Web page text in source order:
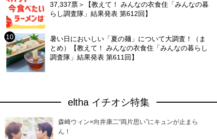
37,337票＞【教えて！ みんなの衣食住「みんなの暮
らし調査隊」結果発表 第612回】
暑い日においしい「夏の麺」について大調査！（ま
とめ）【教えて！ みんなの衣食住「みんなの暮らし
調査隊」結果発表 第611回】
eltha イチオシ特集
森崎ウィン×向井康二“両片思い”にキュンが止まら
ん！